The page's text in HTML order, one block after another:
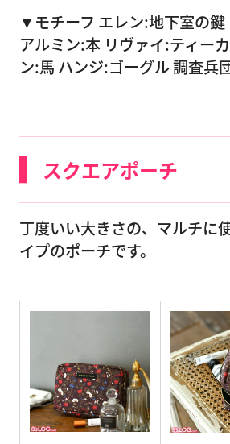
▼モチーフ エレン:地下室の
アルミン:本 リヴァイ:ティー
ン:馬 ハンジ:ゴーグル 調査兵
スクエアポーチ
丁度いい大きさの、マルチに
イプのポーチです。